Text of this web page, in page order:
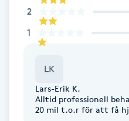
Coachning
Cryoterapi
2
1
LK
Lars-Erik K.
Alltid professionell
20 mil t.o.r för att få